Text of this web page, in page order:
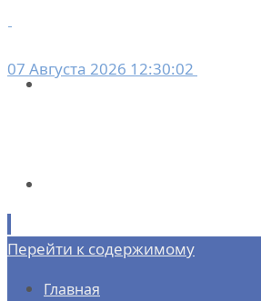
07 Августа 2026 12:30:02
Перейти к содержимому
Главная